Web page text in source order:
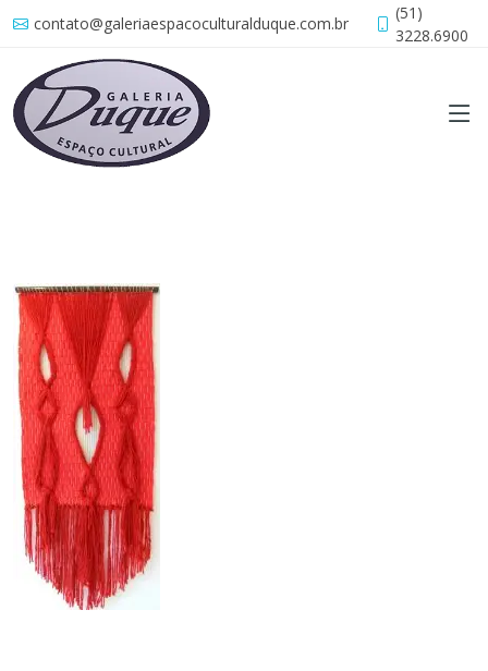
contato@galeriaespacoculturalduque.com.br
(51)
3228.6900